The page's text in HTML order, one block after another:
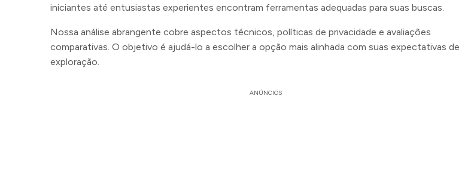
iniciantes até entusiastas experientes encontram ferramentas adequadas para suas buscas.
Nossa análise abrangente cobre aspectos técnicos, políticas de privacidade e avaliações
comparativas. O objetivo é ajudá-lo a escolher a opção mais alinhada com suas expectativas de
exploração.
ANÚNCIOS